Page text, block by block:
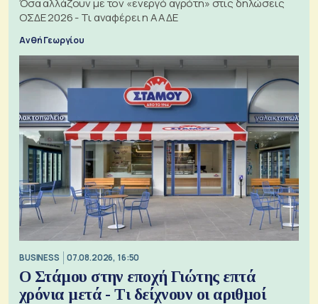
ΟΣΔΕ 2026 - Τι αναφέρει η ΑΑΔΕ
Ανθή Γεωργίου
BUSINESS 07.08.2026, 16:50
Ο Στάμου στην εποχή Γιώτης επτά
χρόνια μετά - Τι δείχνουν οι αριθμοί